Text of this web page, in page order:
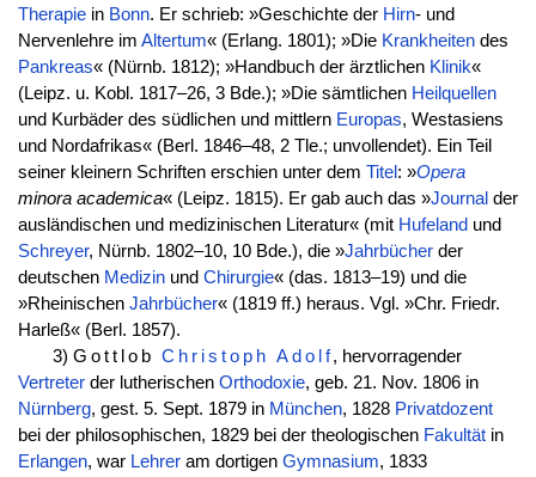
Therapiein Bonn. Er schrieb: »Geschichte der Hirn- und
Nervenlehre im Altertum« (Erlang. 1801); »Die Krankheitendes
Pankreas« (Nürnb. 1812); »Handbuch der ärztlichen Klinik«
(Leipz. u. Kobl. 1817–26, 3 Bde.); »Die sämtlichen Heilquellen
und Kurbäder des südlichen und mittlern Europas, Westasiens
und Nordafrikas« (Berl. 1846–48, 2 Tle.; unvollendet). Ein Teil
seiner kleinern Schriften erschien unter dem Titel : »Opera
minora academica« (Leipz. 1815). Er gab auch das »Journal der
ausländischen und medizinischen Literatur« (mit Hufeland und
Schreyer, Nürnb. 1802–10, 10 Bde.), die »Jahrbücherder
deutschen Medizinund Chirurgie« (das. 1813–19) und die
»Rheinischen Jahrbücher« (1819 ff.) heraus. Vgl. »Chr. Friedr.
Harleß« (Berl. 1857).
3) GottlobChristoph Adolf, hervorragender
Vertreterder lutherischen Orthodoxie, geb. 21. Nov. 1806 in
Nürnberg, gest. 5. Sept. 1879 in München, 1828 Privatdozent
bei der philosophischen, 1829 bei der theologischen Fakultätin
Erlangen, war Lehreram dortigen Gymnasium, 1833